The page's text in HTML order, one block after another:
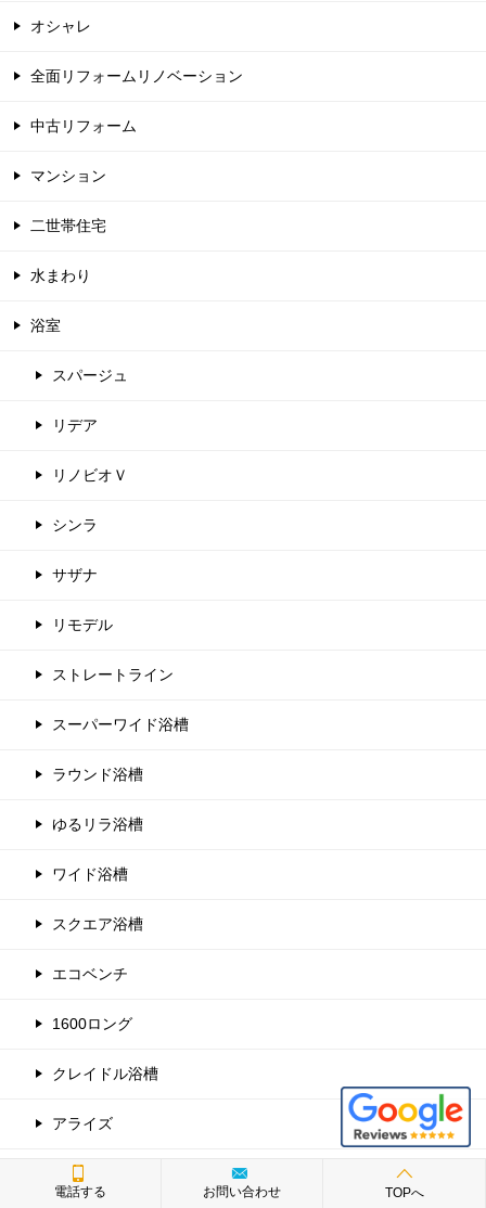
オシャレ
全面リフォームリノベーション
中古リフォーム
マンション
二世帯住宅
水まわり
浴室
スパージュ
リデア
リノビオＶ
シンラ
サザナ
リモデル
ストレートライン
スーパーワイド浴槽
ラウンド浴槽
ゆるリラ浴槽
ワイド浴槽
スクエア浴槽
エコベンチ
1600ロング
クレイドル浴槽
アライズ
電話する お問い合わせ TOPへ